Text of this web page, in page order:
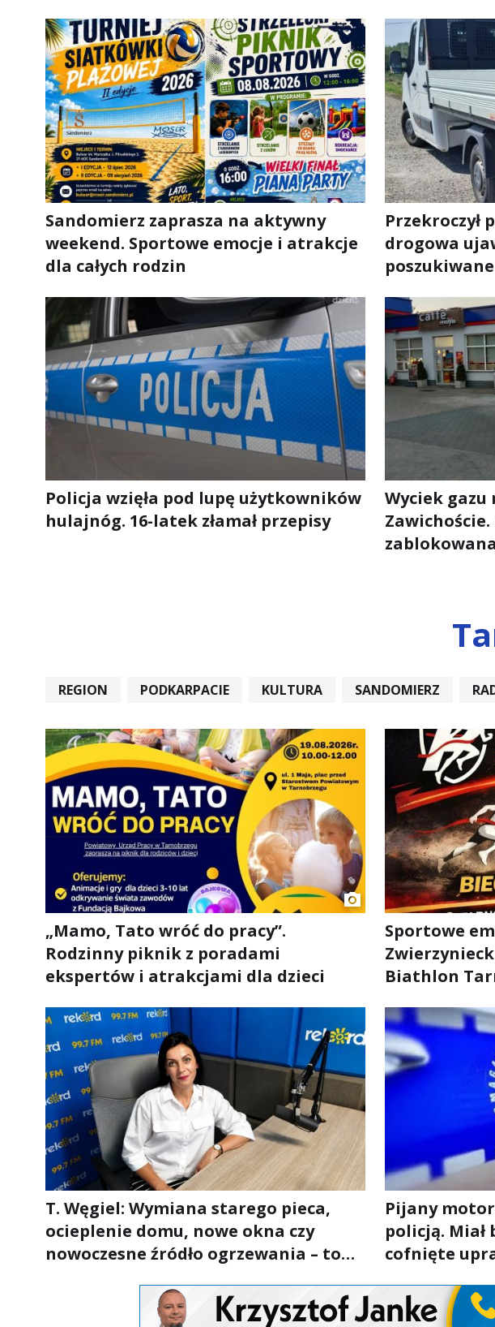
Sandomierz zaprasza na aktywny
weekend. Sportowe emocje i atrakcje
dla całych rodzin
Przekroczył
drogowa
poszukiwane
Policja wzięła pod lupę użytkowników
hulajnóg. 16-latek złamał przepisy
Wyciek
zablokowana
REGION PODKARPACIE KULTURA SANDOMIERZ
„Mamo, Tato wróć do pracy”.
Rodzinny piknik z poradami
ekspertów i atrakcjami dla dzieci
Sportowe
Biathlon
T. Węgiel: Wymiana starego pieca,
ocieplenie domu, nowe okna czy
nowoczesne źródło ogrzewania – to
komfort życia i... czystsze powietrze
Pijany
policją.
cofnięte